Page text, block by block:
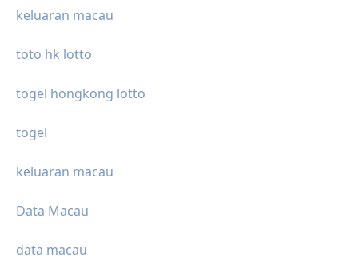
keluaran macau
toto hk lotto
togel hongkong lotto
togel
keluaran macau
Data Macau
data macau